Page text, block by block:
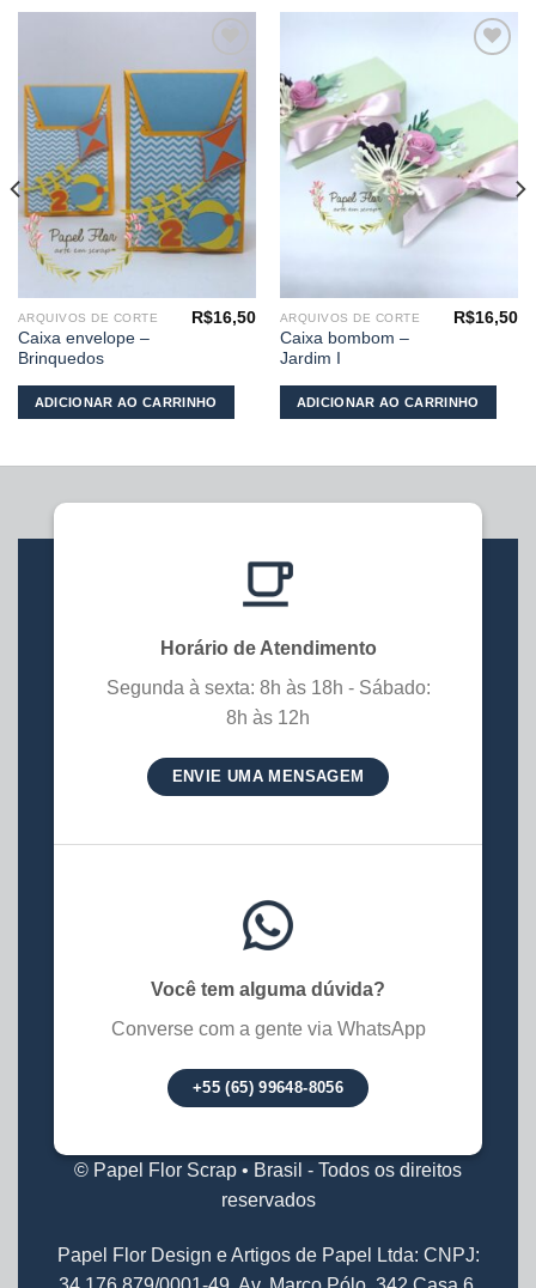
Adicionar
meus
desejos
ARQUIVOS DE CORTE
Caixa envelope –
Brinquedos
R$16,50
ADICIONAR AO CARRINHO
meus
ARQUIVOS DE CORTE
Caixa bombom –
Jardim I
R$16,50
ADICIONAR AO CARRINHO
Horário de Atendimento
Segunda à sexta: 8h às 18h - Sábado:
8h às 12h
ENVIE UMA MENSAGEM
Você tem alguma dúvida?
Converse com a gente via WhatsApp
+55 (65) 99648-8056
© Papel Flor Scrap • Brasil - Todos os direitos
reservados
Papel Flor Design e Artigos de Papel Ltda: CNPJ: